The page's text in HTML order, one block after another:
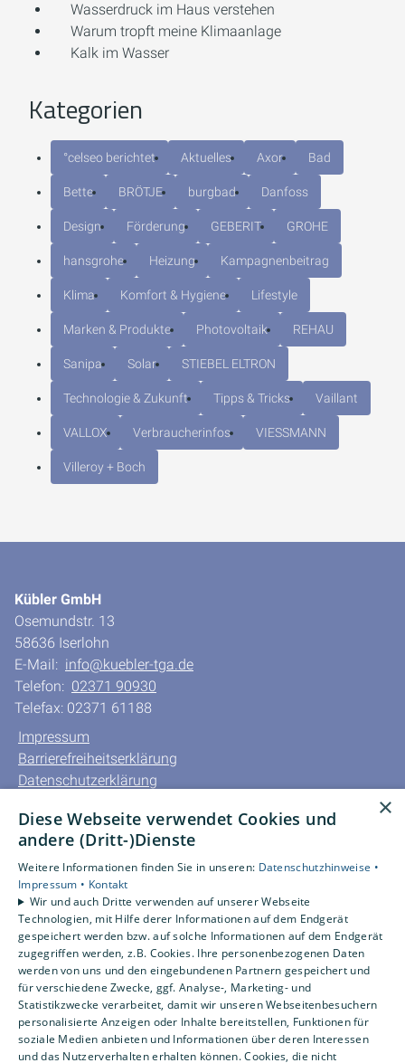
Wasserdruck im Haus verstehen
Warum tropft meine Klimaanlage
Kalk im Wasser
Kategorien
°celseo berichtet Aktuelles Axor Bad
Bette BRÖTJE burgbad Danfoss
Design Förderung GEBERIT GROHE
hansgrohe Heizung Kampagnenbeitrag
Klima Komfort & Hygiene Lifestyle
Marken & Produkte Photovoltaik REHAU
Sanipa Solar STIEBEL ELTRON
Technologie & Zukunft Tipps & Tricks Vaillant
VALLOX Verbraucherinfos VIESSMANN
Villeroy + Boch
Kübler GmbH
Osemundstr. 13
58636 Iserlohn
E-Mail: info@kuebler-tga.de
Telefon: 02371 90930
Telefax: 02371 61188
Impressum
Barrierefreiheitserklärung
Datenschutzerklärung
Unsere Bereiche
Privatkunden
Gewerbekunden
Karriere
Unternehmen
Kontakt
Um externe HTML-Inhalte anzuzeigen, benötigen wir
Ihre Einwilligung.
Weitere Informationen finden Sie in unserer
×
Diese Webseite verwendet Cookies und
andere (Dritt-)Dienste
Weitere Informationen finden Sie in unseren: Datenschutzhinweise •
Impressum • Kontakt
Wir und auch Dritte verwenden auf unserer Webseite
Technologien, mit Hilfe derer Informationen auf dem Endgerät
gespeichert werden bzw. auf solche Informationen auf dem Endgerät
zugegriffen werden, z.B. Cookies. Ihre personenbezogenen Daten
werden von uns und den eingebundenen Partnern gespeichert und
für verschiedene Zwecke, ggf. Analyse-, Marketing- und
Statistikzwecke verarbeitet, damit wir unseren Webseitenbesuchern
personalisierte Anzeigen oder Inhalte bereitstellen, Funktionen für
soziale Medien anbieten und Informationen über deren Interessen
und das Nutzerverhalten erhalten können. Cookies, die nicht